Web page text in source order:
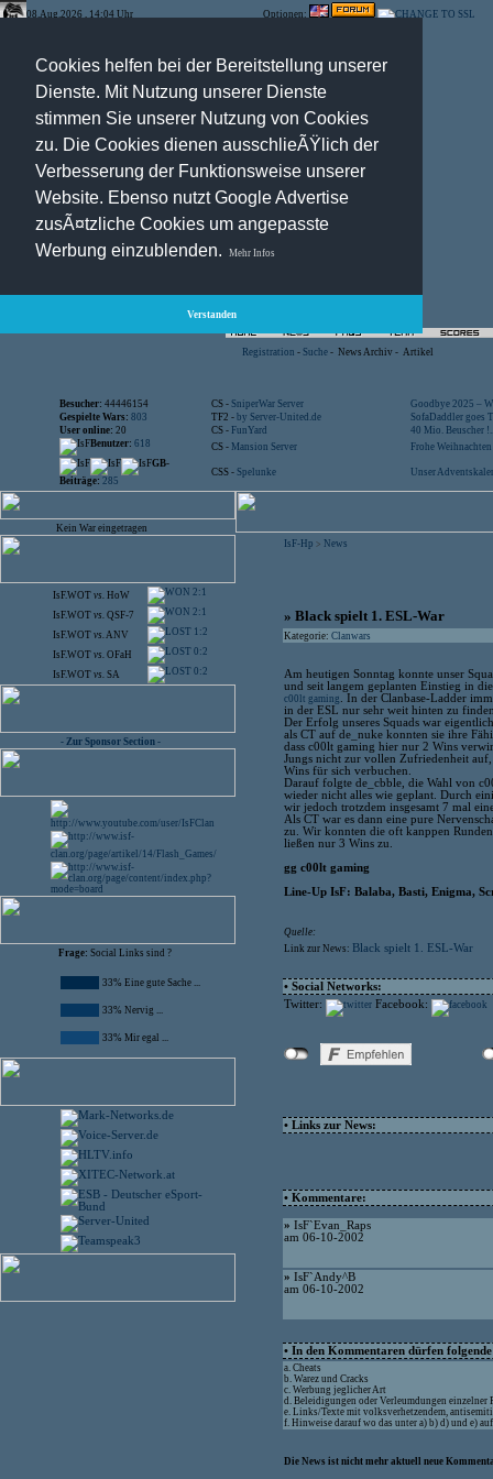
Cookies helfen bei der Bereitstellung unserer
Dienste. Mit Nutzung unserer Dienste
stimmen Sie unserer Nutzung von Cookies
zu. Die Cookies dienen ausschlieÃŸlich der
Verbesserung der Funktionsweise unserer
Website. Ebenso nutzt Google Advertise
zusÃ¤tzliche Cookies um angepasste
Werbung einzublenden.
Mehr Infos
Verstanden
08.Aug.2026 , 14:04 Uhr Optionen:
Registration - Suche - News Archiv - Artikel
Besucher: 44446154 CS - SniperWar Server
Goodbye 2025 –
Gespielte Wars: 803 TF2 - by Server-United.de
SofaDaddler goes
User online: 20 CS - FunYard
40 Mio. Beuscher
Benutzer: 618 CS - Mansion Server
Frohe
GB-
Beiträge: 285
CSS - Spelunke Unser
Kein War eingetragen
IsF.WOT vs. HoW 2:1
IsF.WOT vs. QSF-7 2:1
IsF.WOT vs.ANV 1:2
IsF.WOT vs. OFaH 0:2
IsF.WOT vs. SA 0:2
- Zur Sponsor Section -
Frage: Social Links sind ?
33% Eine gute Sache ...
33% Nervig ...
33% Mir egal ...
IsF-Hp > News
» Black spielt 1. ESL-War
Kategorie: Clanwars
Am heutigen Sonntag konnte unser
und seit langem geplanten Einstieg in
c00lt gaming
. In der Clanbase-Ladder
in der ESL nur sehr weit hinten zu
Der Erfolg unseres Squads war
als CT auf de_nuke konnten sie ihre
dass c00lt gaming hier nur 2 Wins
Jungs nicht zur vollen Zufriedenheit
Wins für sich verbuchen.
Darauf folgte de_cbble, die Wahl von
wieder nicht alles wie geplant. Durch
wir jedoch trotzdem insgesamt 7 mal
Als CT war es dann eine pure
zu. Wir konnten die oft kanppen
ließen nur 3 Wins zu.
gg c00lt gaming
Line-Up IsF: Balaba, Basti, Enigma,
Quelle:
Link zur News: Black spielt 1. ESL-War
• Social Networks:
Twitter:
Facebook:
• Links zur News:
• Kommentare:
» IsF`Evan_Raps
am 06-10-2002
» IsF`Andy^B
am 06-10-2002
• In den Kommentaren dürfen
a. Cheats
b. Warez und Cracks
c. Werbung jeglicher Art
d. Beleidigungen oder Verleumdungen einzelner
e. Links/Texte mit volksverhetzendem,
f. Hinweise darauf wo das unter a) b) d) und e)
Die News ist nicht mehr aktuell neue